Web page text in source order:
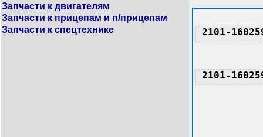
Запчасти к двигателям
Запчасти к прицепам и п/прицепам
Запчасти к спецтехнике
2101-
2101-